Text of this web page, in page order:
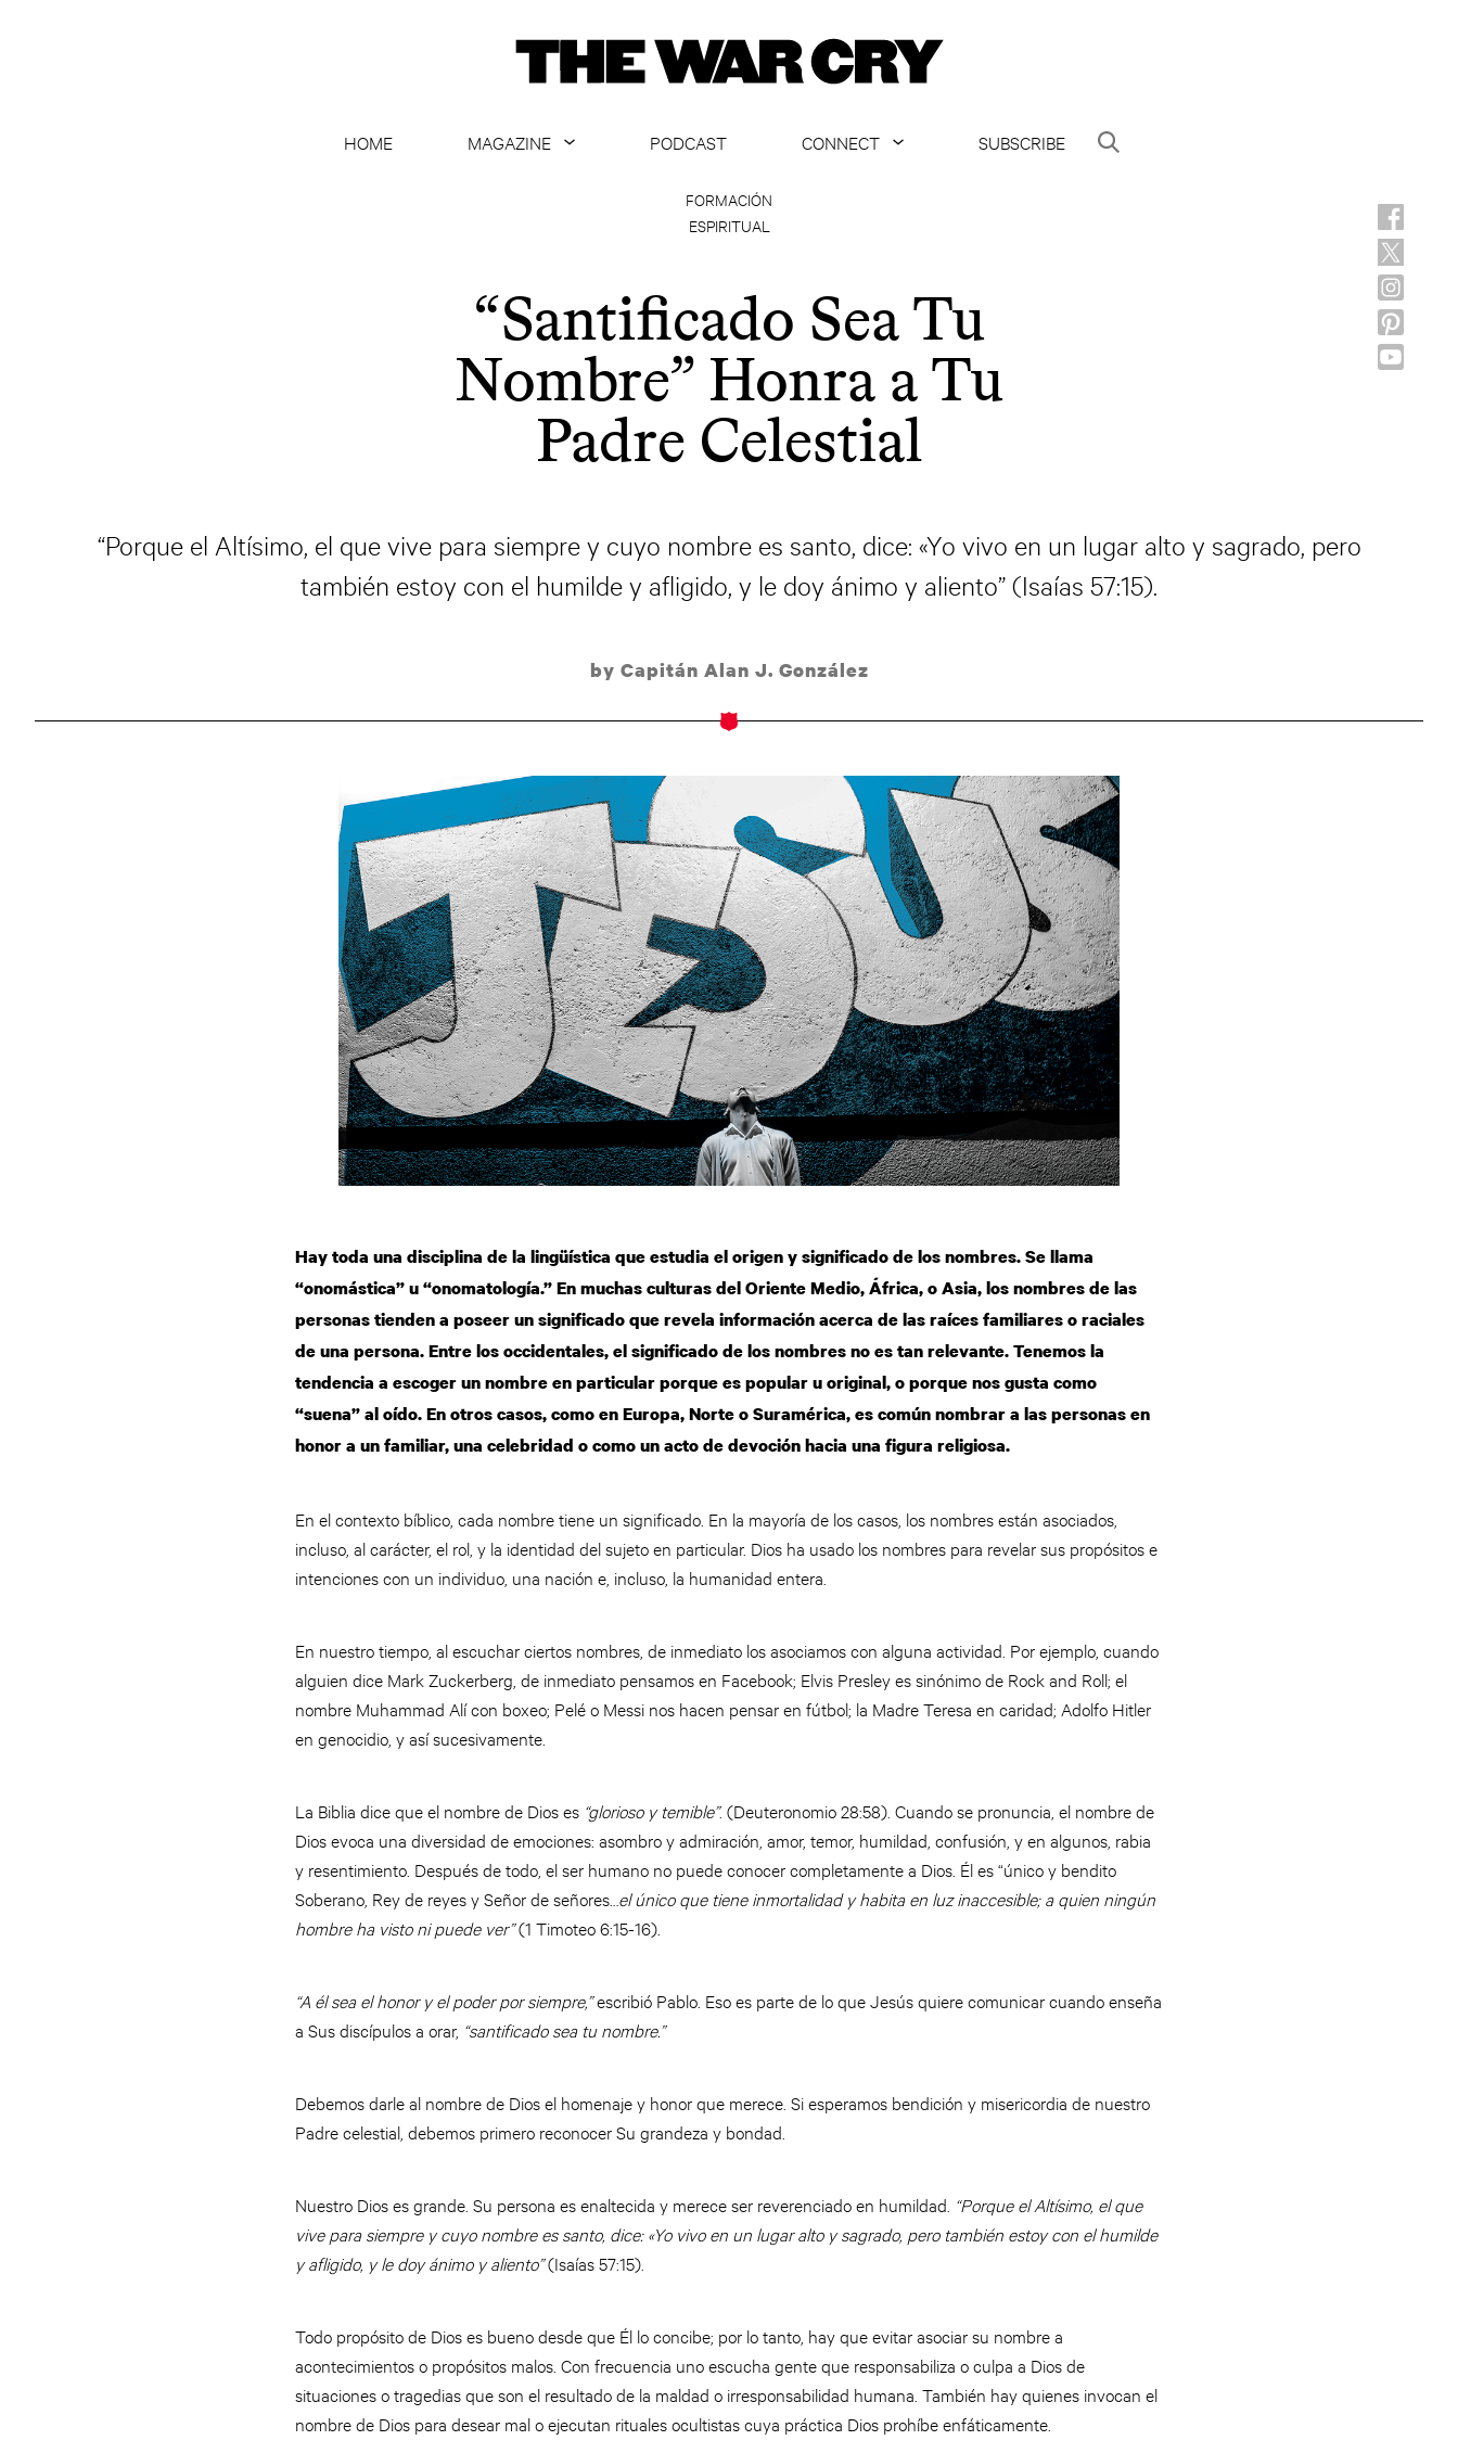
HOME
MAGAZINE
ALL ARTICLES
PODCAST
CONNECT
SUBSCRIBE
FORMACIÓN
ESPIRITUAL
“Santificado Sea Tu
Nombre” Honra a Tu
Padre Celestial
“Porque el Altísimo, el que vive para siempre y cuyo nombre es santo, dice: «Yo vivo en un lugar alto y sagrado, pero
también estoy con el humilde y afligido, y le doy ánimo y aliento” (Isaías 57:15).
by Capitán Alan J. González
Hay toda una disciplina de la lingüística que estudia el origen y significado de los nombres. Se llama
“onomástica” u “onomatología.” En muchas culturas del Oriente Medio, África, o Asia, los nombres de las
personas tienden a poseer un significado que revela información acerca de las raíces familiares o raciales
de una persona. Entre los occidentales, el significado de los nombres no es tan relevante. Tenemos la
tendencia a escoger un nombre en particular porque es popular u original, o porque nos gusta como
“suena” al oído. En otros casos, como en Europa, Norte o Suramérica, es común nombrar a las personas en
honor a un familiar, una celebridad o como un acto de devoción hacia una figura religiosa.
En el contexto bíblico, cada nombre tiene un significado. En la mayoría de los casos, los nombres están asociados,
incluso, al carácter, el rol, y la identidad del sujeto en particular. Dios ha usado los nombres para revelar sus propósitos e
intenciones con un individuo, una nación e, incluso, la humanidad entera.
En nuestro tiempo, al escuchar ciertos nombres, de inmediato los asociamos con alguna actividad. Por ejemplo, cuando
alguien dice Mark Zuckerberg, de inmediato pensamos en Facebook; Elvis Presley es sinónimo de Rock and Roll; el
nombre Muhammad Alí con boxeo; Pelé o Messi nos hacen pensar en fútbol; la Madre Teresa en caridad; Adolfo Hitler
en genocidio, y así sucesivamente.
La Biblia dice que el nombre de Dios es “glorioso y temible”. (Deuteronomio 28:58). Cuando se pronuncia, el nombre de
Dios evoca una diversidad de emociones: asombro y admiración, amor, temor, humildad, confusión, y en algunos, rabia
y resentimiento. Después de todo, el ser humano no puede conocer completamente a Dios. Él es “único y bendito
Soberano, Rey de reyes y Señor de señores… el único que tiene inmortalidad y habita en luz inaccesible; a quien ningún
hombre ha visto ni puede ver”(1 Timoteo 6:15-16).
“A él sea el honor y el poder por siempre,”escribió Pablo. Eso es parte de lo que Jesús quiere comunicar cuando enseña
a Sus discípulos a orar, “santificado sea tu nombre.”
Debemos darle al nombre de Dios el homenaje y honor que merece. Si esperamos bendición y misericordia de nuestro
Padre celestial, debemos primero reconocer Su grandeza y bondad.
Nuestro Dios es grande. Su persona es enaltecida y merece ser reverenciado en humildad. “Porque el Altísimo, el que
vive para siempre y cuyo nombre es santo, dice: «Yo vivo en un lugar alto y sagrado, pero también estoy con el humilde
y afligido, y le doy ánimo y aliento”(Isaías 57:15).
Todo propósito de Dios es bueno desde que Él lo concibe; por lo tanto, hay que evitar asociar su nombre a
acontecimientos o propósitos malos. Con frecuencia uno escucha gente que responsabiliza o culpa a Dios de
situaciones o tragedias que son el resultado de la maldad o irresponsabilidad humana. También hay quienes invocan el
nombre de Dios para desear mal o ejecutan rituales ocultistas cuya práctica Dios prohíbe enfáticamente.